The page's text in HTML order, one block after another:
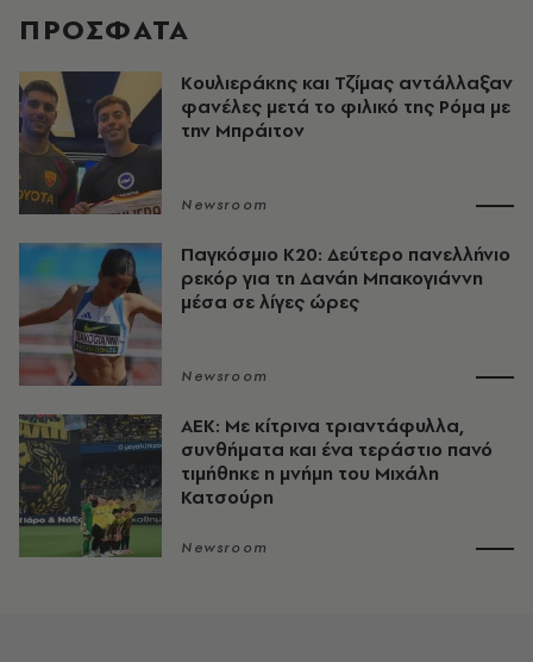
ΠΡΟΣΦΑΤΑ
Κουλιεράκης και Τζίμας αντάλλαξαν
φανέλες μετά το φιλικό της Ρόμα με
την Μπράιτον
Newsroom
Παγκόσμιο Κ20: Δεύτερο πανελλήνιο
ρεκόρ για τη Δανάη Μπακογιάννη
μέσα σε λίγες ώρες
Newsroom
ΑΕΚ: Με κίτρινα τριαντάφυλλα,
συνθήματα και ένα τεράστιο πανό
τιμήθηκε η μνήμη του Μιχάλη
Κατσούρη
Newsroom